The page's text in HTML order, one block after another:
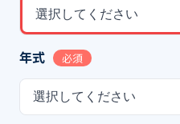
選択してください
年式 必須
選択してください